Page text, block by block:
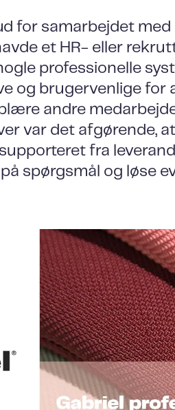
for samarbejdet med
et HR- eller
professionelle
og brugervenlige for
andre
var det afgørende,
fra
spørgsmål og løse